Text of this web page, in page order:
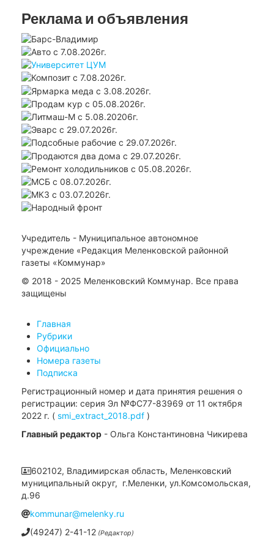
Реклама и объявления
Учредитель - Муниципальное автономное
учреждение «Редакция Меленковской районной
газеты «Коммунар»
© 2018 - 2025 Меленковский Коммунар. Все права
защищены
Главная
Рубрики
Официально
Номера газеты
Подписка
Регистрационный номер и дата принятия решения о
регистрации: серия Эл №ФС77-83969 от 11 октября
2022 г. ( smi_extract_2018.pdf )
Главный редактор - Ольга Константиновна Чикирева
602102, Владимирская область, Меленковский
муниципальный округ, г.Меленки, ул.Комсомольская,
д.96
kommunar@melenky.ru
(49247) 2-41-12 (Редактор)